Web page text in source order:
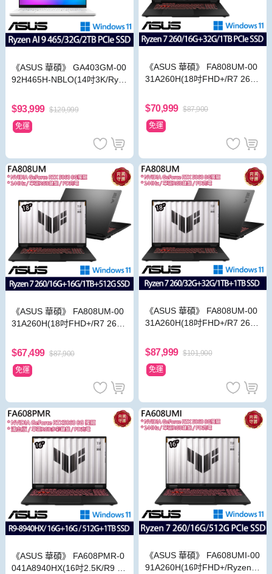
《ASUS 華碩》 GA403GM-00
92H465H-NBLO(14吋3K/Ryz
X5060/Win11)
$93,999 $129,999
免運
《ASUS 華碩》 FA808UM-00
31A260H(18吋FHD+/R7 260/
0/Win11/特仕版)
$70,999 $87,900
免運
《ASUS 華碩》 FA808UM-00
31A260H(18吋FHD+/R7 260/
60/Win11/特仕版)
$67,499 $87,900
免運
《ASUS 華碩》 FA808UM-00
31A260H(18吋FHD+/R7 260/
0/Win11/特仕版)
$87,999 $101,900
免運
《ASUS 華碩》 FA608PMR-0
041A8940HX(16吋2.5K/R9 89
《ASUS 華碩》 FA608UMI-00
91A260H(16吋FHD+/Ryzen 7